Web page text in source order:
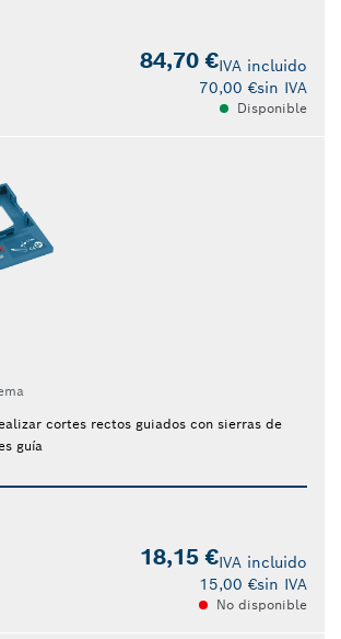
84,70 €IVA incluido
70,00 €sin IVA
Disponible
cortes rectos guiados con sierras de
guía
18,15 €IVA incluido
15,00 €sin IVA
No disponible